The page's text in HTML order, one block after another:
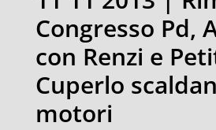
Congresso Pd,
con Renzi e
Cuperlo
motori